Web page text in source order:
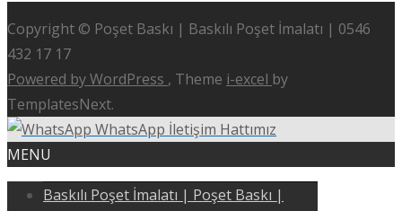
Copyright © Poşet Baskı | Baskılı Poşet İmalatı | 0546
432 17 17
Powered by WordPress , Theme i-excel by
TemplatesNext.
WhatsApp İletişim Hattımız
MENU
Baskılı Poşet İmalatı | Poşet Baskı |